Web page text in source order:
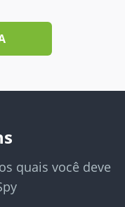
quais você deve